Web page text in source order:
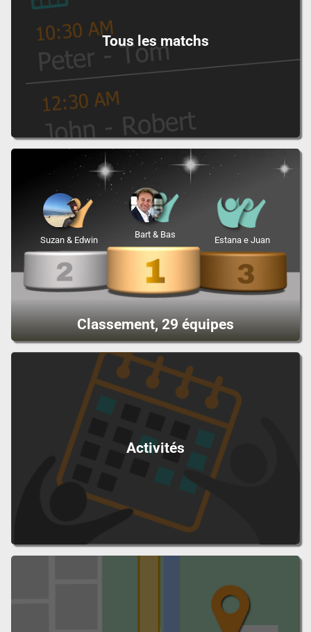
Tous les matchs
Classement, 29 équipes
Bart & Bas
Suzan & Edwin Estana e Juan
Activités